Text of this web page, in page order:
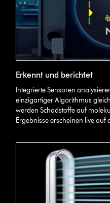
Erkennt und berichtet
Integrierte Sensoren
einzigartiger Algorithmus
werden Schadstoffe auf
Ergebnisse erscheinen live auf